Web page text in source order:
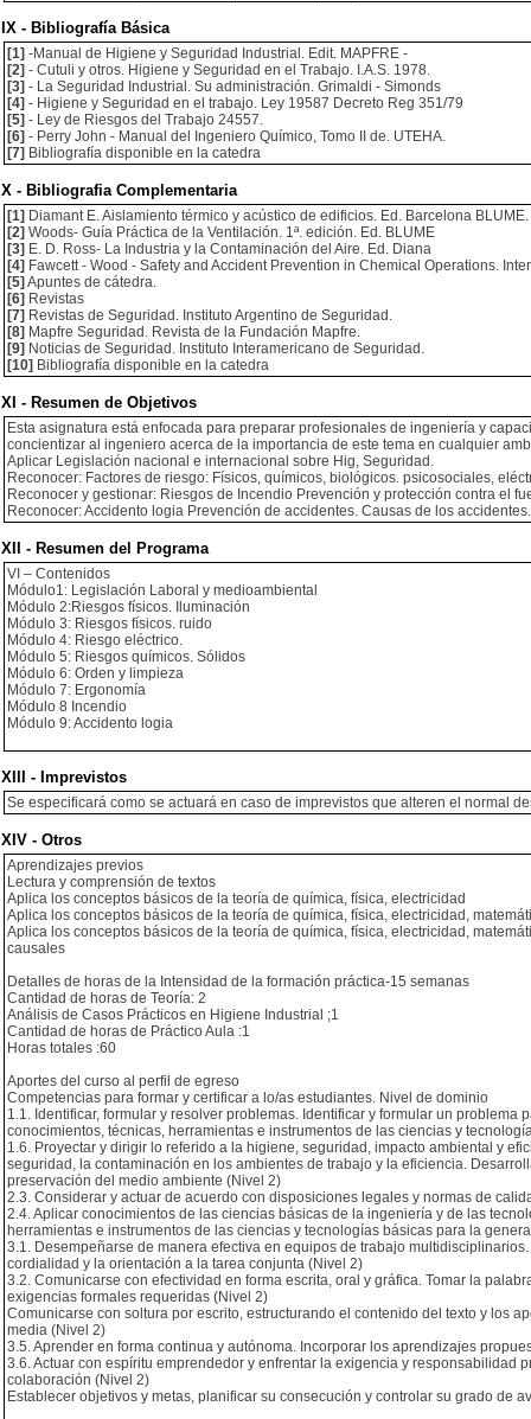
IX - Bibliografía Básica
[1] -Manual de Higiene y Seguridad Industrial. Edit. MAPFRE -
[2] - Cutuli y otros. Higiene y Seguridad en el Trabajo. I.A.S. 1978.
[3] - La Seguridad Industrial. Su administración. Grimaldi - Simonds
[4] - Higiene y Seguridad en el trabajo. Ley 19587 Decreto Reg 351/79
[5] - Ley de Riesgos del Trabajo 24557.
[6] - Perry John - Manual del Ingeniero Químico, Tomo II de. UTEHA.
[7] Bibliografía disponible en la catedra
X - Bibliografia Complementaria
[1] Diamant E. Aislamiento térmico y acústico de edificios. Ed. Barcelona BLUME.
[2] Woods- Guía Práctica de la Ventilación. 1ª. edición. Ed. BLUME
[3] E. D. Ross- La Industria y la Contaminación del Aire. Ed. Diana
[4] Fawcett - Wood - Safety and Accident Prevention in Chemical Operations.
[5] Apuntes de cátedra.
[6] Revistas
[7] Revistas de Seguridad. Instituto Argentino de Seguridad.
[8] Mapfre Seguridad. Revista de la Fundación Mapfre.
[9] Noticias de Seguridad. Instituto Interamericano de Seguridad.
[10] Bibliografía disponible en la catedra
XI - Resumen de Objetivos
Esta asignatura está enfocada para preparar profesionales de ingeniería y
concientizar al ingeniero acerca de la importancia de este tema en cualquier
Aplicar Legislación nacional e internacional sobre Hig, Seguridad.
Reconocer: Factores de riesgo: Físicos, químicos, biológicos. psicosociales,
Reconocer y gestionar: Riesgos de Incendio Prevención y protección contra el
Reconocer: Accidento logia Prevención de accidentes. Causas de los
XII - Resumen del Programa
VI – Contenidos
Módulo1: Legislación Laboral y medioambiental
Módulo 2:Riesgos físicos. Iluminación
Módulo 3: Riesgos físicos. ruido
Módulo 4: Riesgo eléctrico.
Módulo 5: Riesgos químicos. Sólidos
Módulo 6: Orden y limpieza
Módulo 7: Ergonomía
Módulo 8 Incendio
Módulo 9: Accidento logia
XIII - Imprevistos
Se especificará como se actuará en caso de imprevistos que alteren el normal
XIV - Otros
Aprendizajes previos
Lectura y comprensión de textos
Aplica los conceptos básicos de la teoría de química, física, electricidad
Aplica los conceptos básicos de la teoría de química, física, electricidad,
Aplica los conceptos básicos de la teoría de química, física, electricidad,
causales
Detalles de horas de la Intensidad de la formación práctica-15 semanas
Cantidad de horas de Teoría: 2
Análisis de Casos Prácticos en Higiene Industrial ;1
Cantidad de horas de Práctico Aula :1
Horas totales :60
Aportes del curso al perfil de egreso
Competencias para formar y certificar a lo/as estudiantes. Nivel de dominio
1.1. Identificar, formular y resolver problemas. Identificar y formular un
conocimientos, técnicas, herramientas e instrumentos de las ciencias y
1.6. Proyectar y dirigir lo referido a la higiene, seguridad, impacto ambiental y
seguridad, la contaminación en los ambientes de trabajo y la eficiencia.
preservación del medio ambiente (Nivel 2)
2.3. Considerar y actuar de acuerdo con disposiciones legales y normas de
2.4. Aplicar conocimientos de las ciencias básicas de la ingeniería y de las
herramientas e instrumentos de las ciencias y tecnologías básicas para la
3.1. Desempeñarse de manera efectiva en equipos de trabajo
cordialidad y la orientación a la tarea conjunta (Nivel 2)
3.2. Comunicarse con efectividad en forma escrita, oral y gráfica. Tomar la
exigencias formales requeridas (Nivel 2)
Comunicarse con soltura por escrito, estructurando el contenido del texto y los
media (Nivel 2)
3.5. Aprender en forma continua y autónoma. Incorporar los aprendizajes
3.6. Actuar con espíritu emprendedor y enfrentar la exigencia y
colaboración (Nivel 2)
Establecer objetivos y metas, planificar su consecución y controlar su grado de